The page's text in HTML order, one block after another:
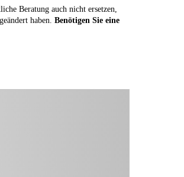
Beratung auch nicht ersetzen,
haben. Benötigen Sie eine